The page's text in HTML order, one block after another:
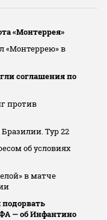
«Монтеррея»
«Монтеррею» в
соглашения по
против
Тур 22
об условиях
в матче
подорвать
— об Инфантино